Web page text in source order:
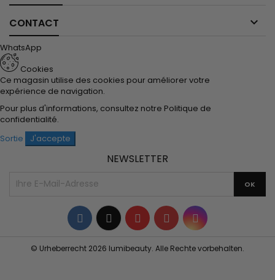
CONTACT 
WhatsApp
Cookies
Ce magasin utilise des cookies pour améliorer votre
expérience de navigation.
Pour plus d'informations, consultez notre Politique de
confidentialité.
Sortie
J'accepte
NEWSLETTER
Facebook
TwitterYouTubePinterestInstagram
© Urheberrecht 2026 lumibeauty. Alle Rechte vorbehalten.